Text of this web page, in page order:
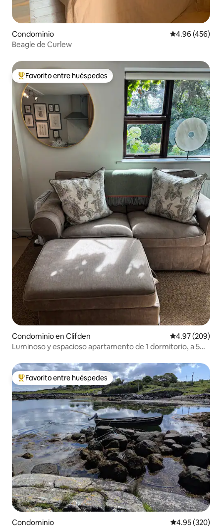
Condominio Calificación
4.96 (456)
Beagle de Curlew
De los mejores en Favorito entre huéspedes
Favorito entre huéspedes
Condominio en Clifden Calificación
4.97 (209)
Luminoso y espacioso apartamento de 1 dormitorio, a 5
De los mejores en Favorito entre huéspedes
Favorito entre huéspedes
Condominio Calificación
4.95 (320)